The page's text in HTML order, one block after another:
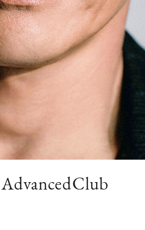
け致します。更に『AdvancedTime』
ンのご案内もあり、送付手数料のみを
でお手元で『AdvancedTime』をお楽し
』を楽しみましょう！
会員登録をする
AdvancedClub